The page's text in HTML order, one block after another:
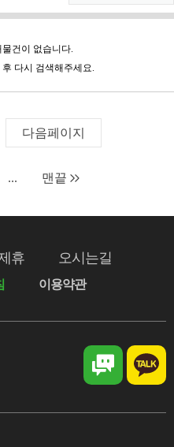
건이 없습니다.
다시 검색해주세요.
다음페이지
... 맨끝
휴 오시는길
이용약관